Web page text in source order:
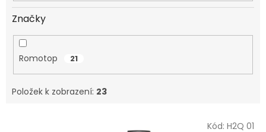
Značky
Romotop 21
Položek k zobrazení: 23
Kód: H2Q 01